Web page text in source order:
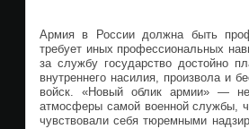
Армия в России должна быть
требует иных профессиональных
за службу государство достойно
внутреннего насилия, произвола и
войск. «Новый облик армии» — не
атмосферы самой военной службы,
чувствовали себя тюремными